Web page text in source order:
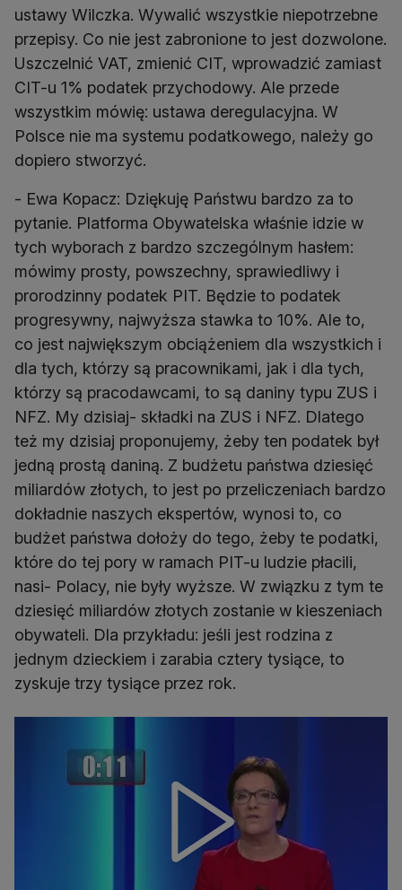
ustawy Wilczka. Wywalić wszystkie niepotrzebne
przepisy. Co nie jest zabronione to jest dozwolone.
Uszczelnić VAT, zmienić CIT, wprowadzić zamiast
CIT-u 1% podatek przychodowy. Ale przede
wszystkim mówię: ustawa deregulacyjna. W
Polsce nie ma systemu podatkowego, należy go
dopiero stworzyć.
- Ewa Kopacz: Dziękuję Państwu bardzo za to
pytanie. Platforma Obywatelska właśnie idzie w
tych wyborach z bardzo szczególnym hasłem:
mówimy prosty, powszechny, sprawiedliwy i
prorodzinny podatek PIT. Będzie to podatek
progresywny, najwyższa stawka to 10%. Ale to,
co jest największym obciążeniem dla wszystkich i
dla tych, którzy są pracownikami, jak i dla tych,
którzy są pracodawcami, to są daniny typu ZUS i
NFZ. My dzisiaj- składki na ZUS i NFZ. Dlatego
też my dzisiaj proponujemy, żeby ten podatek był
jedną prostą daniną. Z budżetu państwa dziesięć
miliardów złotych, to jest po przeliczeniach bardzo
dokładnie naszych ekspertów, wynosi to, co
budżet państwa dołoży do tego, żeby te podatki,
które do tej pory w ramach PIT-u ludzie płacili,
nasi- Polacy, nie były wyższe. W związku z tym te
dziesięć miliardów złotych zostanie w kieszeniach
obywateli. Dla przykładu: jeśli jest rodzina z
jednym dzieckiem i zarabia cztery tysiące, to
zyskuje trzy tysiące przez rok.